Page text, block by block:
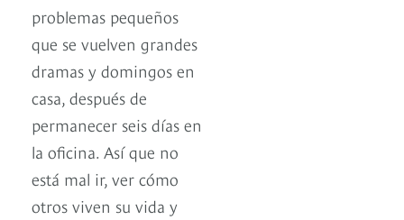
problemas pequeños
que se vuelven grandes
dramas y domingos en
casa, después de
permanecer seis días en
la oficina. Así que no
está mal ir, ver cómo
otros viven su vida y